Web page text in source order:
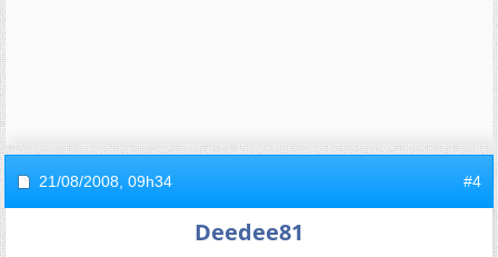
21/08/2008, 09h34 #4
Deedee81